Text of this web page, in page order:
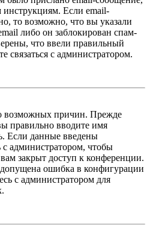
Если email-
то возможно, что вы указали
либо он заблокирован спам-
что ввели правильный
связаться с администратором.
возможных причин. Прежде
правильно вводите имя
Если данные введены
с администратором, чтобы
закрыт доступ к конференции.
ошибка в конфигурации
с администратором для